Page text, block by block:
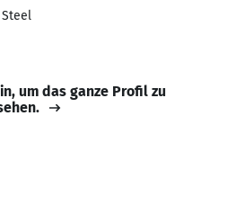
um das ganze Profil zu